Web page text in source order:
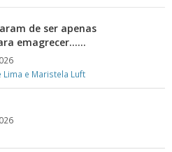
de ser apenas
emagrecer……
Lima e Maristela Luft